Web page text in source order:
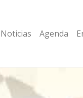
Noticias Agenda